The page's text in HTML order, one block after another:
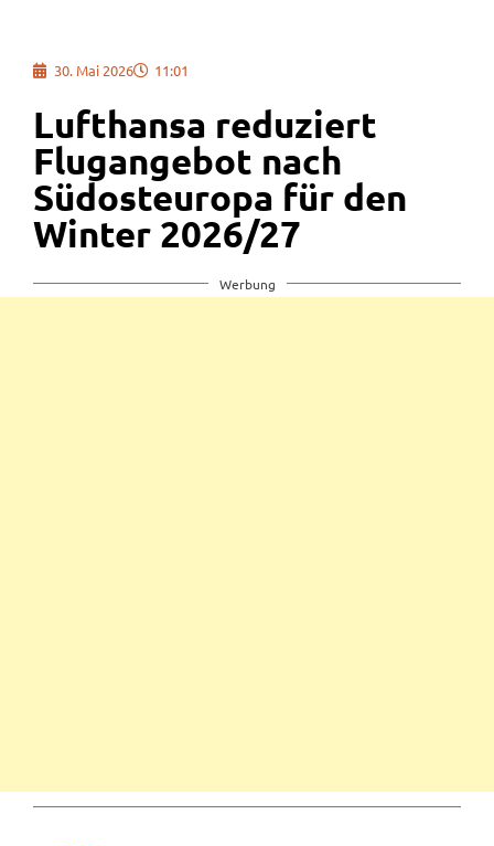
30. Mai 2026 11:01
Lufthansa reduziert
Flugangebot nach
Südosteuropa für den
Winter 2026/27
Werbung